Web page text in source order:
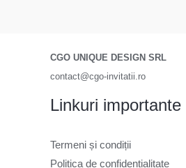
CGO UNIQUE DESIGN SRL
contact@cgo-invitatii.ro
Linkuri importante
Termeni și condiții
Politica de confidențialitate